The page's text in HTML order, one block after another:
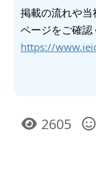
2605
掲載の流れや
https://